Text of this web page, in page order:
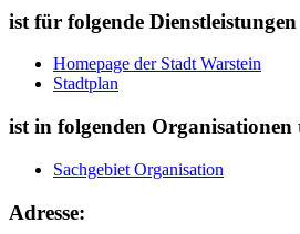
ist für folgende
Homepage der Stadt Warstein
Stadtplan
ist in folgenden Organisationen
Sachgebiet Organisation
Adresse: